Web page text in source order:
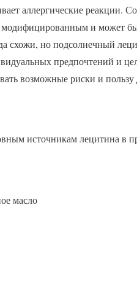
аллергические реакции.
модифицированным и может
схожи, но подсолнечный
предпочтений и
возможные риски и пользу
источникам лецитина в
масло